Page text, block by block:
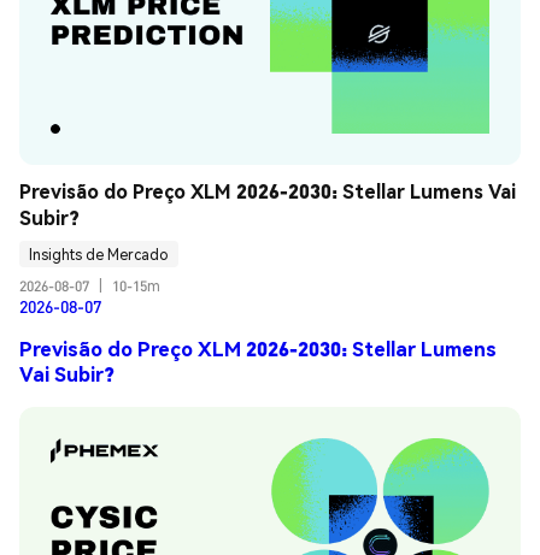
Previsão do Preço XLM 2026-2030: Stellar Lumens Vai
Subir?
Insights de Mercado
2026-08-07
10-15m
2026-08-07
Previsão do Preço XLM 2026-2030: Stellar Lumens
Vai Subir?